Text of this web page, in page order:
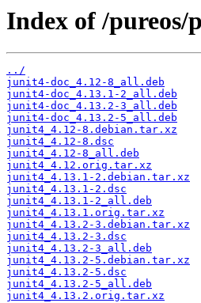
Index of /
../
junit4-doc_4.12-8_all.deb
junit4-doc_4.13.1-2_all.deb
junit4-doc_4.13.2-3_all.deb
junit4-doc_4.13.2-5_all.deb
junit4_4.12-8.debian.tar.xz
junit4_4.12-8.dsc
junit4_4.12-8_all.deb
junit4_4.12.orig.tar.xz
junit4_4.13.1-2.debian.tar.xz
junit4_4.13.1-2.dsc
junit4_4.13.1-2_all.deb
junit4_4.13.1.orig.tar.xz
junit4_4.13.2-3.debian.tar.xz
junit4_4.13.2-3.dsc
junit4_4.13.2-3_all.deb
junit4_4.13.2-5.debian.tar.xz
junit4_4.13.2-5.dsc
junit4_4.13.2-5_all.deb
junit4_4.13.2.orig.tar.xz